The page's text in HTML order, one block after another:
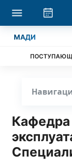
МАДИ
Кафедра